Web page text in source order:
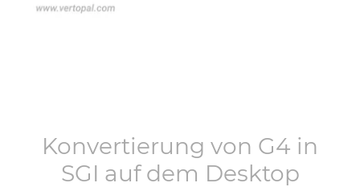
Konvertierung von G4 in
SGI auf dem Desktop